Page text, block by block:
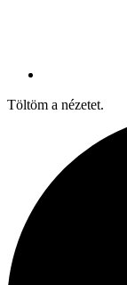
Töltöm a nézetet.